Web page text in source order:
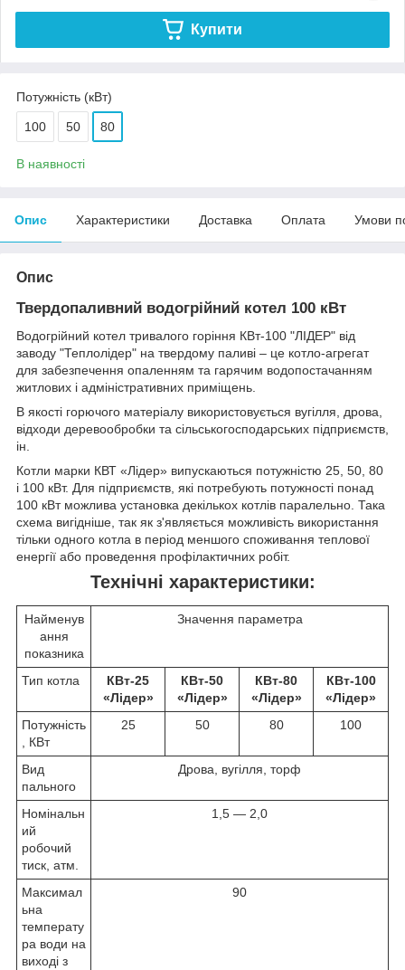
Купити
Потужність (кВт)
100 50 80
В наявності
Опис Характеристики Доставка Оплата Умови
Опис
Твердопаливний водогрійний котел 100 кВт
Водогрійний котел тривалого горіння КВт-100 "ЛІДЕР" від
заводу "Теплолідер" на твердому паливі – це котло-агрегат
для забезпечення опаленням та гарячим водопостачанням
житлових і адміністративних приміщень.
В якості горючого матеріалу використовується вугілля, дрова,
відходи деревообробки та сільськогосподарських підприємств,
ін.
Котли марки КВТ «Лідер» випускаються потужністю 25, 50, 80
і 100 кВт. Для підприємств, які потребують потужності понад
100 кВт можлива установка декількох котлів паралельно. Така
схема вигідніше, так як з'являється можливість використання
тільки одного котла в період меншого споживання теплової
енергії або проведення профілактичних робіт.
Технічні характеристики:
Найменув
ання
показника
Значення параметра
Тип котла
КВт-25
«Лідер»
КВт-50
«Лідер»
КВт-80
«Лідер»
КВт-100
«Лідер»
Потужність
, КВт
25 50 80 100
Вид
пального
Дрова, вугілля, торф
Номінальн
ий
робочий
тиск, атм.
1,5 ― 2,0
Максимал
ьна
температу
ра води на
виході з
90